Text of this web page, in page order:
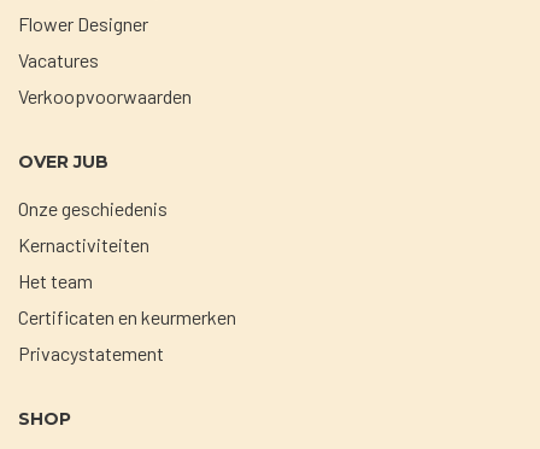
Flower Designer
Vacatures
Verkoopvoorwaarden
OVER JUB
Onze geschiedenis
Kernactiviteiten
Het team
Certificaten en keurmerken
Privacystatement
SHOP